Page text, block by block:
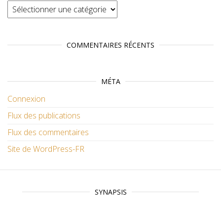
Catégories
COMMENTAIRES RÉCENTS
MÉTA
Connexion
Flux des publications
Flux des commentaires
Site de WordPress-FR
SYNAPSIS